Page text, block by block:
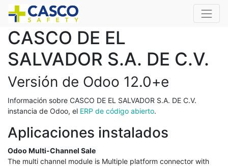
CASCO DE EL
SALVADOR S.A. DE C.V.
Versión de Odoo 12.0+e
Información sobre CASCO DE EL SALVADOR S.A. DE C.V.
instancia de Odoo, el ERP de código abierto.
Aplicaciones instalados
Odoo Multi-Channel Sale
The multi channel module is Multiple platform connector with